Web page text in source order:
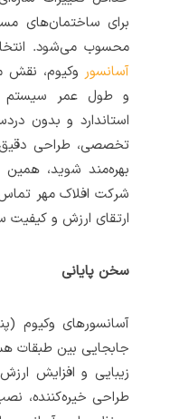
برای ساختمان‌های
محسوب می‌شود.
آسانسور وکیوم، نقش
و طول عمر سیستم
استاندارد و بدون
تخصصی، طراحی
بهره‌مند شوید، همین
شرکت افلاک مهر
ارتقای ارزش و کیفیت
سخن پایانی
آسانسورهای وکیوم
جابجایی بین طبقات
زیبایی و افزایش
طراحی خیره‌کننده،